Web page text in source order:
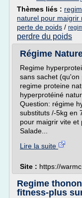
Thèmes liés :
naturel pour maigrir
perte de poids /
perdre du poids
Régime
Regime
sans sachet
regime proteine
hyperprotéiné
Question: régime
substituts /-5kg en
pour maigrir vite et
Salade...
Lire la suite
Site : https://
Regime
fitness-plus